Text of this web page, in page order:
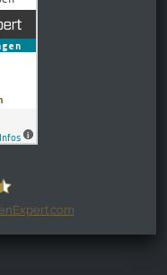
- Den neuen Harz